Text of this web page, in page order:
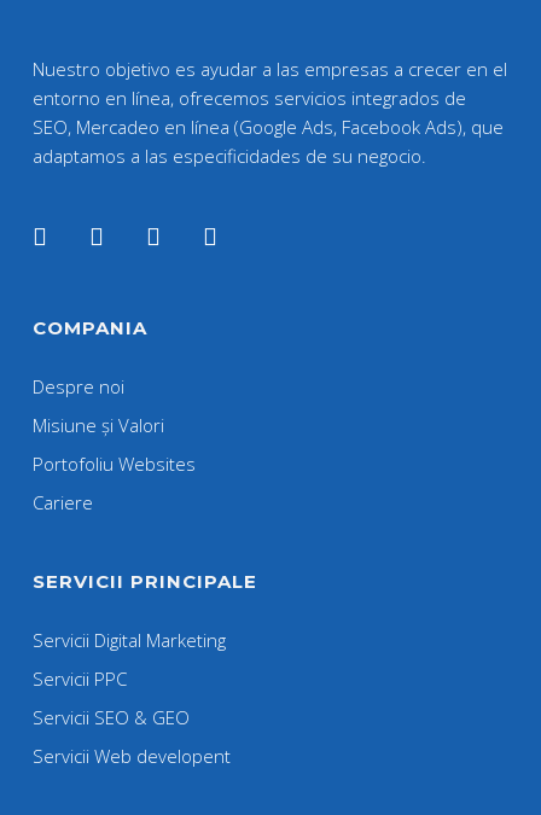
Nuestro objetivo es ayudar a las empresas a crecer en el
entorno en línea, ofrecemos servicios integrados de
SEO, Mercadeo en línea (Google Ads, Facebook Ads), que
adaptamos a las especificidades de su negocio.
COMPANIA
Despre noi
Misiune și Valori
Portofoliu Websites
Cariere
SERVICII PRINCIPALE
Servicii Digital Marketing
Servicii PPC
Servicii SEO & GEO
Servicii Web developent